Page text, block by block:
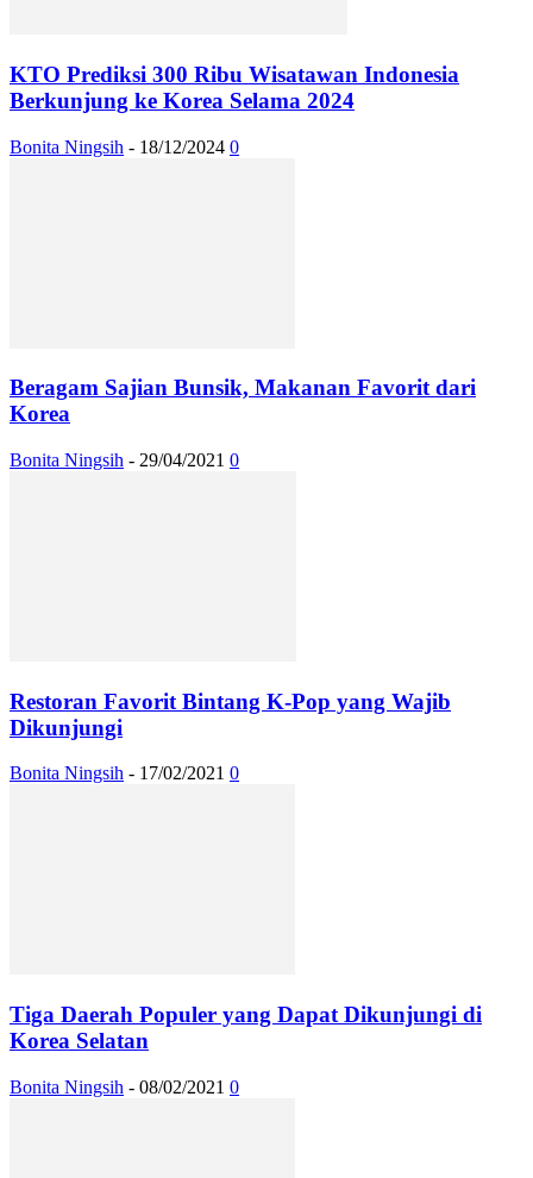
KTO Prediksi 300 Ribu Wisatawan Indonesia
Berkunjung ke Korea Selama 2024
Bonita Ningsih - 18/12/2024 0
Beragam Sajian Bunsik, Makanan Favorit dari
Korea
Bonita Ningsih - 29/04/2021 0
Restoran Favorit Bintang K-Pop yang Wajib
Dikunjungi
Bonita Ningsih - 17/02/2021 0
Tiga Daerah Populer yang Dapat Dikunjungi di
Korea Selatan
Bonita Ningsih - 08/02/2021 0